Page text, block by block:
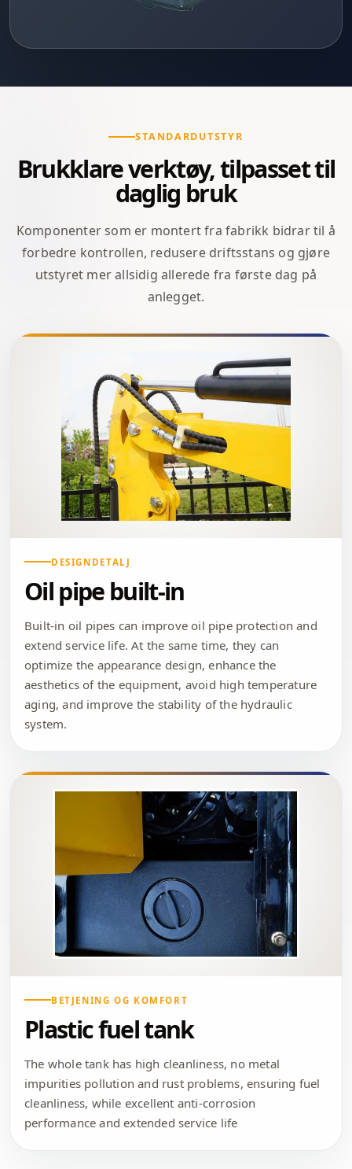
STANDARDUTSTYR
Brukklare verktøy, tilpasset til
daglig bruk
Komponenter som er montert fra fabrikk bidrar til å
forbedre kontrollen, redusere driftsstans og gjøre
utstyret mer allsidig allerede fra første dag på
anlegget.
DESIGNDETALJ
Oil pipe built-in
Built-in oil pipes can improve oil pipe protection and
extend service life. At the same time, they can
optimize the appearance design, enhance the
aesthetics of the equipment, avoid high temperature
aging, and improve the stability of the hydraulic
system.
BETJENING OG KOMFORT
Plastic fuel tank
The whole tank has high cleanliness, no metal
impurities pollution and rust problems, ensuring fuel
cleanliness, while excellent anti-corrosion
performance and extended service life